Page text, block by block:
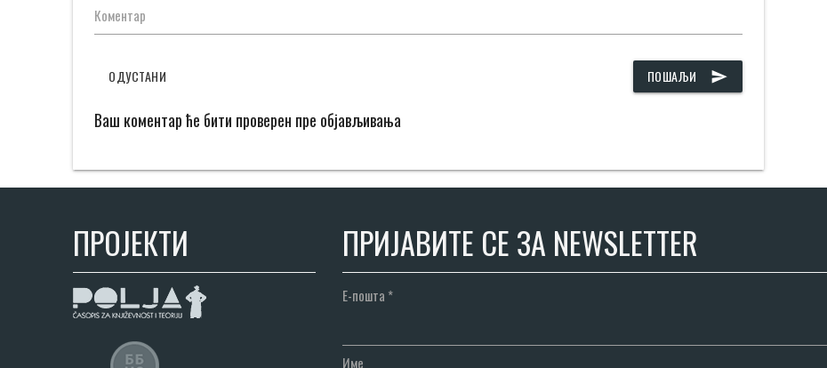
Коментар
ПОШАЉИ send
ОДУСТАНИ
Ваш коментар ће бити проверен пре објављивања
ПРОЈЕКТИ ПРИЈАВИТЕ СЕ ЗА NEWSLETTER
Е-пошта *
Име